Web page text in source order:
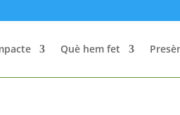
Què hem fet